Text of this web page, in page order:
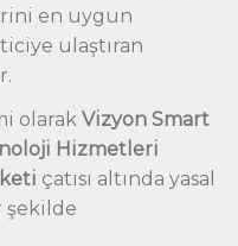
en uygun
ulaştıran
olarak Vizyon Smart
Hizmetleri
çatısı altında yasal
şekilde